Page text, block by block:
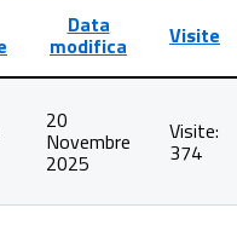
Data
modifica Visite
20
Novembre
2025
Visite:
374